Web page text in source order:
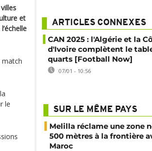
et
match
le
ARTICLES CONNEXES
CAN 2025 : l'Algérie et la
d'Ivoire complètent le
quarts [Football Now]
07/01 - 10:56
SUR LE MÊME PAYS
Melilla réclame une zone
500 mètres à la frontière
Maroc